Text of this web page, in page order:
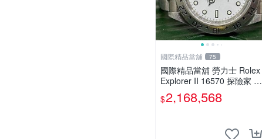
國際精品當舖 75
國際精品當舖 勞力士 Rolex
Explorer II 16570 探險家 白
面探2 國內2010年保卡(大
全配) A3825
$2,168,568